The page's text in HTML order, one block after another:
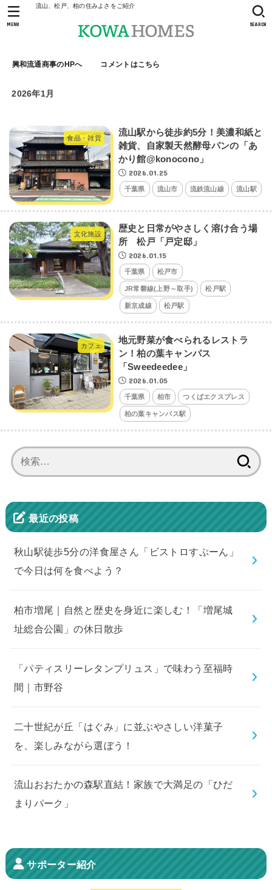
流山、松戸、柏の住みよさをご紹介
興和流通商事のHPへ コメントはこちら
SEARCH
MENU
2026年1月
食品・雑貨
流山駅から徒歩約5分！美濃和紙と
雑貨、自家製天然酵母パンの「あ
かり館@konocono」
2026.01.25
千葉県 流山市 流鉄流山線 流山駅
文化施設
歴史と日常がやさしく溶け合う場
所 松戸「戸定邸」
2026.01.15
千葉県 松戸市
JR常磐線(上野～取手) 松戸駅
新京成線 松戸駅
カフェ
地元野菜が食べられるレストラ
ン！柏の葉キャンパス
「Sweedeedee」
2026.01.05
千葉県 柏市 つくばエクスプレス
柏の葉キャンパス駅
索:
最近の投稿
秋山駅徒歩5分の洋食屋さん「ビストロすぷーん」
で今日は何を食べよう？
柏市増尾｜自然と歴史を身近に楽しむ！「増尾城
址総合公園」の休日散歩
「パティスリーレタンプリュス」で味わう至福時
間｜市野谷
二十世紀が丘「はぐみ」に並ぶやさしい洋菓子
を、楽しみながら選ぼう！
流山おおたかの森駅直結！家族で大満足の「ひだ
まりパーク」
サポーター紹介